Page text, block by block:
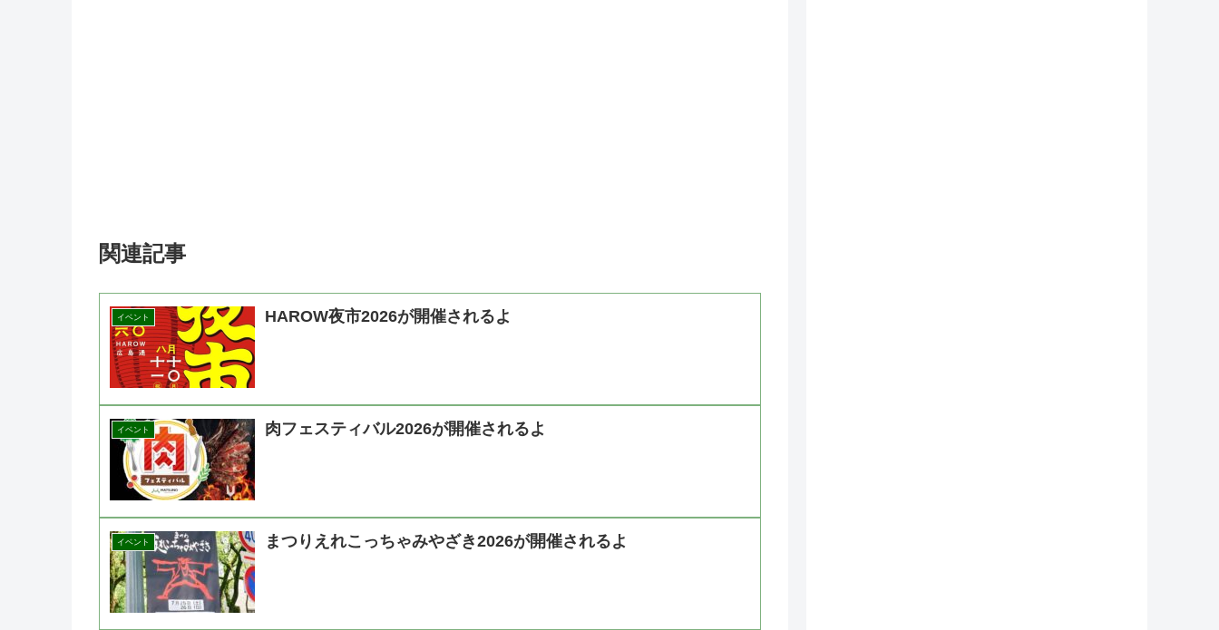
関連記事
イベント HAROW夜市2026が開催されるよ
イベント 肉フェスティバル2026が開催されるよ
イベント まつりえれこっちゃみやざき2026が開催されるよ